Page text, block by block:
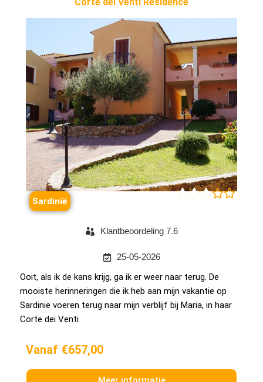

Sardinië
Klantbeoordeling 7.6
25-05-2026
Ooit, als ik de kans krijg, ga ik er weer naar terug. De
mooiste herinneringen die ik heb aan mijn vakantie op
Sardinië voeren terug naar mijn verblijf bij Maria, in haar
Corte dei Venti
Vanaf €657,00